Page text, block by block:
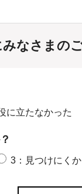
なさまの
に立たなかった
3：見つけにく